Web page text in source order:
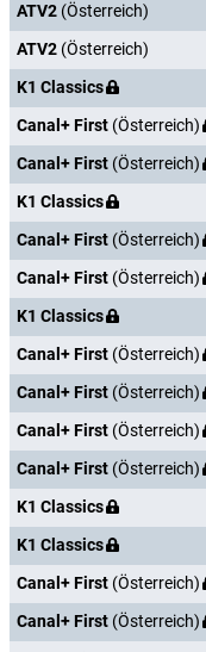
ATV2 (Österreich)
ATV2 (Österreich)
K1 Classics
Canal+ First (Österreich)
Canal+ First (Österreich)
K1 Classics
Canal+ First (Österreich)
Canal+ First (Österreich)
K1 Classics
Canal+ First (Österreich)
Canal+ First (Österreich)
Canal+ First (Österreich)
Canal+ First (Österreich)
K1 Classics
K1 Classics
Canal+ First (Österreich)
Canal+ First (Österreich)